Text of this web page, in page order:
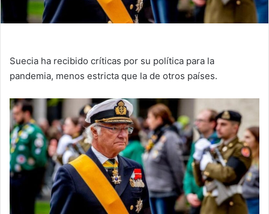
Suecia ha recibido críticas por su política para la
pandemia, menos estricta que la de otros países.